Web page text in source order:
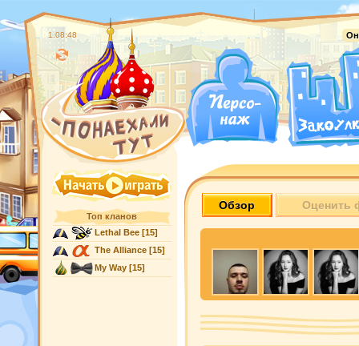
1:08:49
Топ кланов
Lethal Bee[15]
The Alliance[15]
My Way[15]
Обзор Оценить